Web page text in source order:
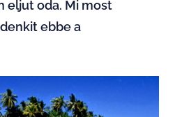
eljut oda. Mi most
ebbe a